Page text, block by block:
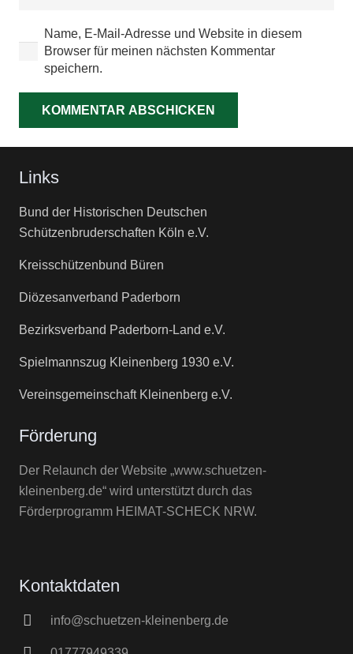
Name, E-Mail-Adresse und Website in diesem
Browser für meinen nächsten Kommentar
speichern.
KOMMENTAR ABSCHICKEN
Links
Bund der Historischen Deutschen
Schützenbruderschaften Köln e.V.
Kreisschützenbund Büren
Diözesanverband Paderborn
Bezirksverband Paderborn-Land e.V.
Spielmannszug Kleinenberg 1930 e.V.
Vereinsgemeinschaft Kleinenberg e.V.
Förderung
Der Relaunch der Website „www.schuetzen-
kleinenberg.de“ wird unterstützt durch das
Förderprogramm HEIMAT-SCHECK NRW.
Kontaktdaten
info@schuetzen-kleinenberg.de